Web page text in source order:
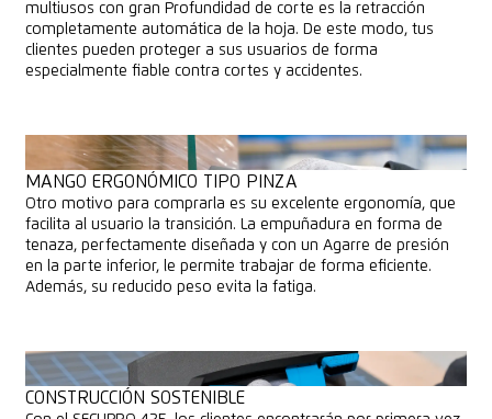
multiusos con gran Profundidad de corte es la retracción
completamente automática de la hoja. De este modo, tus
clientes pueden proteger a sus usuarios de forma
especialmente fiable contra cortes y accidentes.
MANGO ERGONÓMICO TIPO PINZA
Otro motivo para comprarla es su excelente ergonomía, que
facilita al usuario la transición. La empuñadura en forma de
tenaza, perfectamente diseñada y con un Agarre de presión
en la parte inferior, le permite trabajar de forma eficiente.
Además, su reducido peso evita la fatiga.
CONSTRUCCIÓN SOSTENIBLE